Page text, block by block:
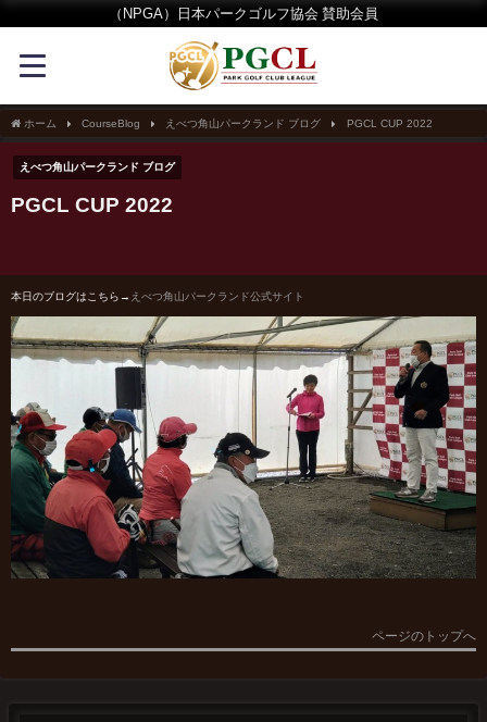
（NPGA）日本パークゴルフ協会 賛助会員
ホーム CourseBlog えべつ角山パークランド ブログ PGCL CUP 2022
えべつ角山パークランド ブログ
PGCL CUP 2022
本日のブログはこちら→ えべつ角山パークランド公式サイト
ページのトップへ